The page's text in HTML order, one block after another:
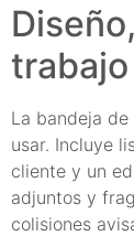
La bandeja
usar. Incluye
cliente y un
adjuntos y
colisiones